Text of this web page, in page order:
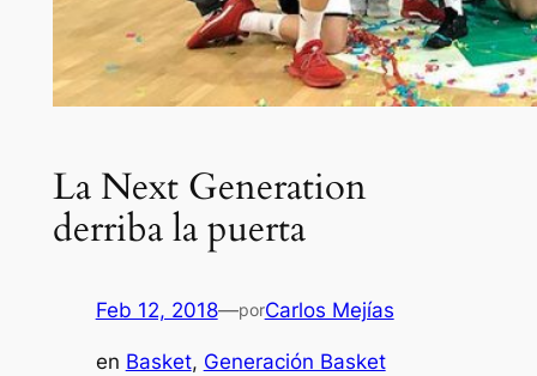
La Next Generation
derriba la puerta
Feb 12, 2018—porCarlos Mejías
en Basket, Generación Basket